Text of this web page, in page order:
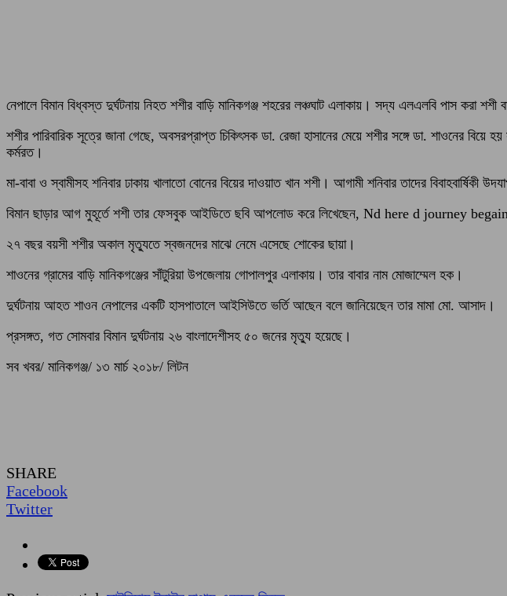
নেপালে বিমান বিধ্বস্ত দুর্ঘটনায় নিহত শশীর বাড়ি মানিকগঞ্জ শহরের লঞ্চঘাট এলাকায়। সদ্য এলএলবি পাস করা শশী
শশীর পারিবারিক সূত্রে জানা গেছে, অবসরপ্রাপ্ত চিকিৎসক ডা. রেজা হাসানের মেয়ে শশীর সঙ্গে ডা. শাওনের
কর্মরত।
মা-বাবা ও স্বামীসহ শনিবার ঢাকায় খালাতো বোনের বিয়ের দাওয়াত খান শশী। আগামী শনিবার তাদের বিবাহবার্ষিকী
বিমান ছাড়ার আগ মুহূর্তে শশী তার ফেসবুক আইডিতে ছবি আপলোড করে লিখেছেন, Nd here d
২৭ বছর বয়সী শশীর অকাল মৃত্যুতে স্বজনদের মাঝে নেমে এসেছে শোকের ছায়া।
শাওনের গ্রামের বাড়ি মানিকগঞ্জের সাঁটুরিয়া উপজেলায় গোপালপুর এলাকায়। তার বাবার নাম মোজাম্মেল হক।
দুর্ঘটনায় আহত শাওন নেপালের একটি হাসপাতালে আইসিউতে ভর্তি আছেন বলে জানিয়েছেন তার মামা মো. আসাদ।
প্রসঙ্গত, গত সোমবার বিমান দুর্ঘটনায় ২৬ বাংলাদেশীসহ ৫০ জনের মৃত্যু হয়েছে।
সব খবর/ মানিকগঞ্জ/ ১৩ মার্চ ২০১৮/ লিটন
SHARE
Facebook
Twitter